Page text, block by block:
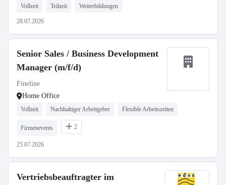
Vollzeit Teilzeit Weiterbildungen
28.07.2026
Senior Sales / Business Development
Manager (m/f/d)
Fineline
Home Office
Vollzeit Nachhaltiger Arbeitgeber Flexible Arbeitszeiten
Firmenevents 2
25.07.2026
Vertriebsbeauftragter im